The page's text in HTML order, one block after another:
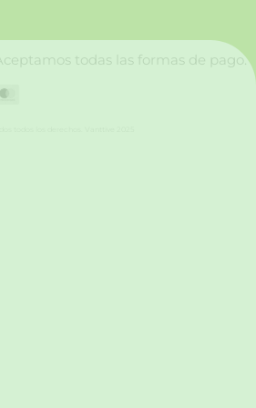
todas las formas de pago.